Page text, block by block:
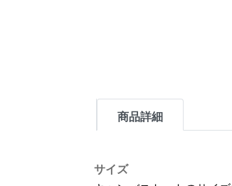
商品詳細
サイズ